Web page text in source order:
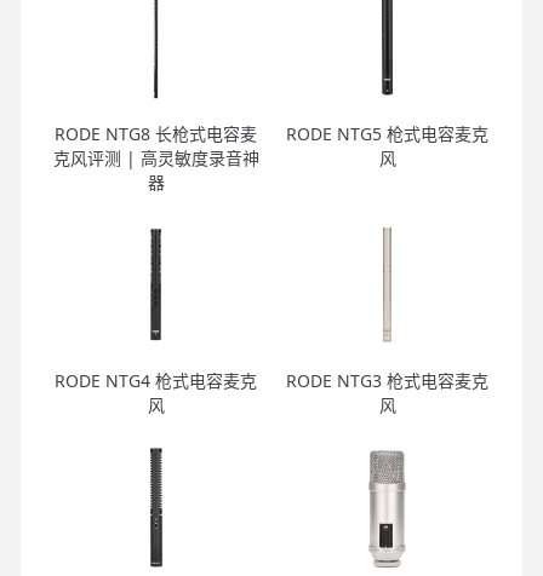
RODE NTG8 长枪式电容麦
克风评测 | 高灵敏度录音神
器
RODE NTG5 枪式电容麦克
风
RODE NTG4 枪式电容麦克
风
RODE NTG3 枪式电容麦克
风